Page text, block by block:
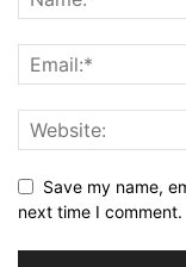
Save my name,
next time I comment.